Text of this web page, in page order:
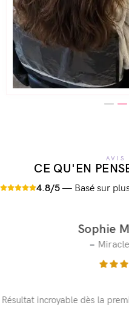
AVIS
CE QU'EN
4.8/5— Basé sur
Amélie
J'utilise Lisamento depuis